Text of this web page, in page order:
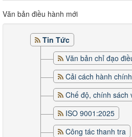
Văn bản điều hành mới
Tin Tức
Văn bản chỉ đạo
Cải cách hành chính
Chế độ, chính sách
ISO 9001:2025
Công tác thanh tra